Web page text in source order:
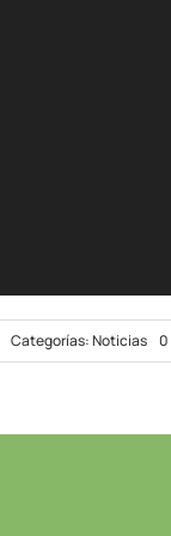
Categorías:Noticias 0